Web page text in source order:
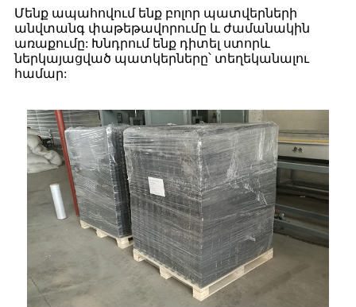
Մենք ապահովում ենք բոլոր պատվերների
անվտանգ փաթեթավորումը և ժամանակին
առաքումը: Խնդրում ենք դիտել ստորև
ներկայացված պատկերները՝ տեղեկանալու
համար: